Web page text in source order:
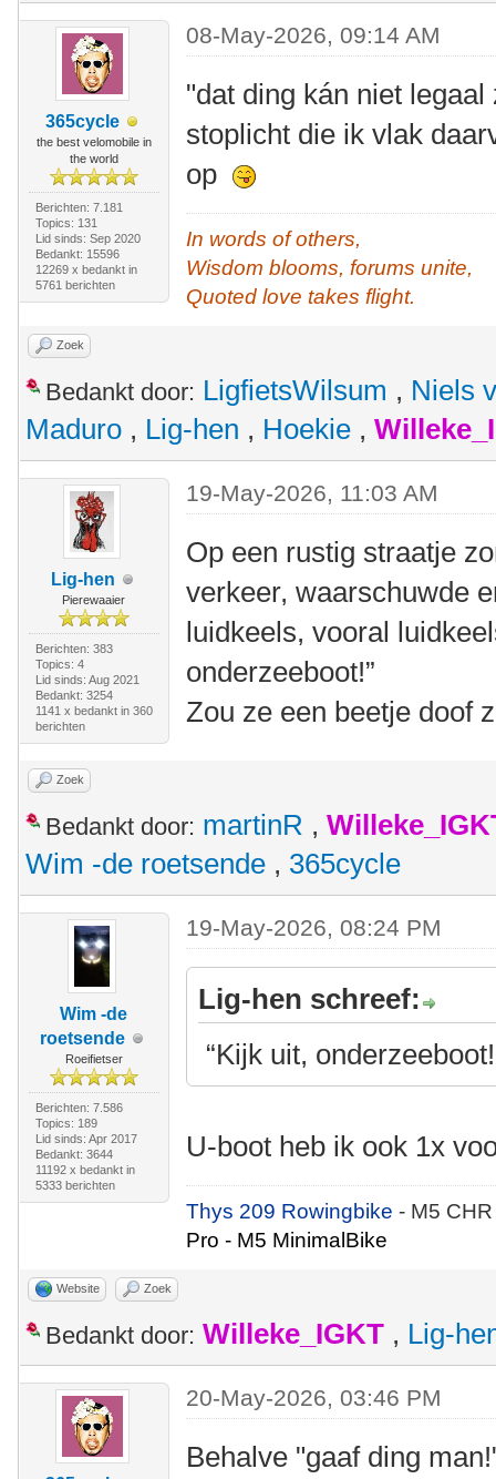
365cycle
the best velomobile in
the world
Berichten: 7.181
Topics: 131
Lid sinds: Sep 2020
Bedankt: 15596
12269 x bedankt in
5761 berichten
08-May-2026, 09:14 AM
"dat ding kán niet
stoplicht die ik vlak
op
In words of others,
Wisdom blooms, forums unite,
Quoted love takes flight.
Zoek
Bedankt door: LigfietsWilsum , Niels
Maduro , Lig-hen , Hoekie ,
Lig-hen
Pierewaaier
Berichten: 383
Topics: 4
Lid sinds: Aug 2021
Bedankt: 3254
1141 x bedankt in 360
berichten
19-May-2026, 11:03 AM
Op een rustig straatje
verkeer, waarschuwde
luidkeels, vooral
onderzeeboot!”
Zou ze een beetje doof
Zoek
Bedankt door: martinR ,
Wim -de roetsende , 365cycle
Wim -de
roetsende
Roeifietser
Berichten: 7.586
Topics: 189
Lid sinds: Apr 2017
Bedankt: 3644
11192 x bedankt in
5333 berichten
19-May-2026, 08:24 PM
Lig-hen schreef:
“Kijk uit,
U-boot heb ik ook 1x
Thys 209 Rowingbike- M5
Pro - M5 MinimalBike
Website Zoek
Bedankt door: Willeke_IGKT , Lig-
20-May-2026, 03:46 PM
Behalve "gaaf ding